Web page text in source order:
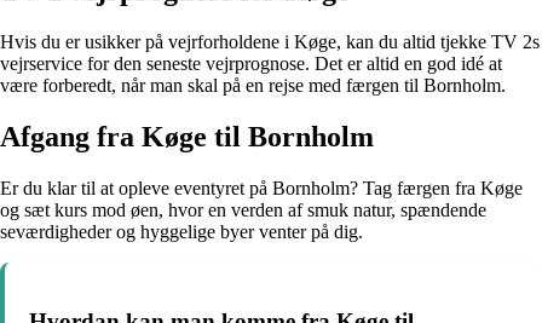
Hvis du er usikker på vejrforholdene i Køge, kan du altid tjekke TV 2s
vejrservice for den seneste vejrprognose. Det er altid en god idé at
være forberedt, når man skal på en rejse med færgen til Bornholm.
Afgang fra Køge til Bornholm
Er du klar til at opleve eventyret på Bornholm? Tag færgen fra Køge
og sæt kurs mod øen, hvor en verden af smuk natur, spændende
seværdigheder og hyggelige byer venter på dig.